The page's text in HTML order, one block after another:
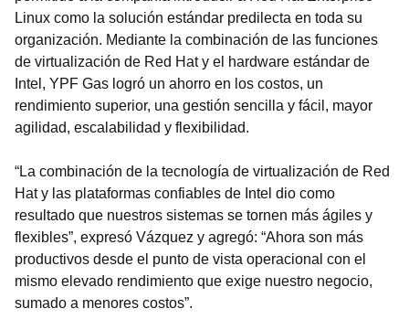
Linux como la solución estándar predilecta en toda su
organización. Mediante la combinación de las funciones
de virtualización de Red Hat y el hardware estándar de
Intel, YPF Gas logró un ahorro en los costos, un
rendimiento superior, una gestión sencilla y fácil, mayor
agilidad, escalabilidad y flexibilidad.
“La combinación de la tecnología de virtualización de Red
Hat y las plataformas confiables de Intel dio como
resultado que nuestros sistemas se tornen más ágiles y
flexibles”, expresó Vázquez y agregó: “Ahora son más
productivos desde el punto de vista operacional con el
mismo elevado rendimiento que exige nuestro negocio,
sumado a menores costos”.